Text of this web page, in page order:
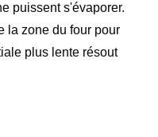
puissent s'évaporer.
la zone du four pour
plus lente résout